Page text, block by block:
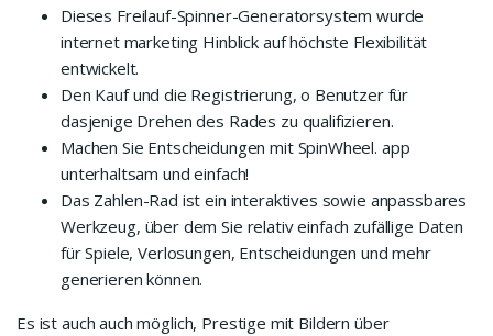
Dieses Freilauf-Spinner-Generatorsystem wurde
internet marketing Hinblick auf höchste Flexibilität
entwickelt.
Den Kauf und die Registrierung, o Benutzer für
dasjenige Drehen des Rades zu qualifizieren.
Machen Sie Entscheidungen mit SpinWheel. app
unterhaltsam und einfach!
Das Zahlen-Rad ist ein interaktives sowie anpassbares
Werkzeug, über dem Sie relativ einfach zufällige Daten
für Spiele, Verlosungen, Entscheidungen und mehr
generieren können.
Es ist auch auch möglich, Prestige mit Bildern über